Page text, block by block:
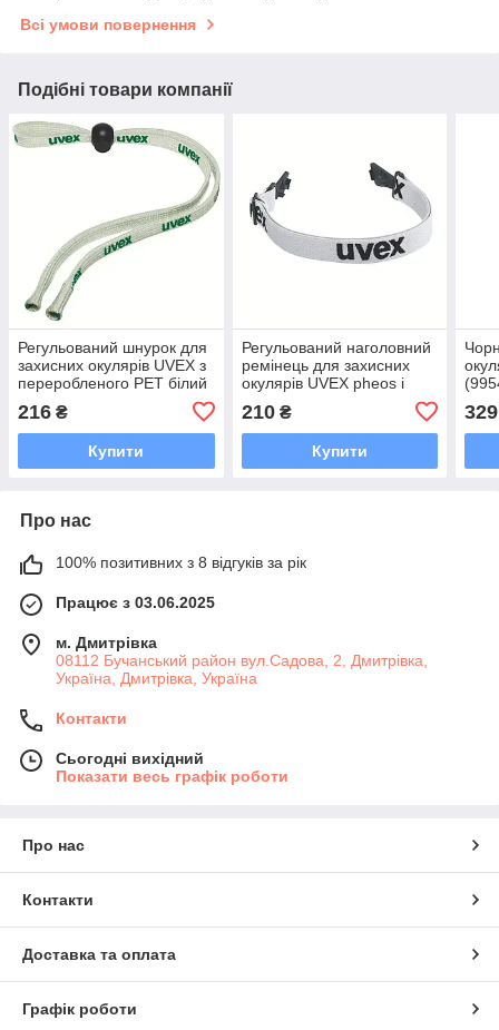
Всі умови повернення
Подібні товари компанії
Регульований шнурок для
захисних окулярів UVEX з
переробленого PET білий
216 ₴
Купити
Регульований наголовний
ремінець для захисних
окулярів UVEX pheos і
pheos s сірий (9958020)
210₴
Купити
329
Про нас
100% позитивних з 8 відгуків за рік
Працює з 03.06.2025
м. Дмитрiвка
08112 Бучанський район вул.Садова, 2, Дмитрівка,
Україна, Дмитрiвка, Україна
Контакти
Сьогодні вихідний
Показати весь графік роботи
Про нас
Контакти
Доставка та оплата
Графік роботи